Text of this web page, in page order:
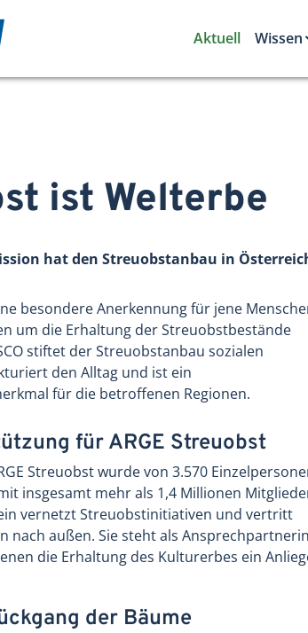
Aktuell
Wissen
ist Welterbe
hat den Streuobstanbau in
besondere Anerkennung für jene
um die Erhaltung der Streuobstbestände
stiftet der Streuobstanbau sozialen
den Alltag und ist ein
für die betroffenen Regionen.
für ARGE Streuobst
Streuobst wurde von 3.570
insgesamt mehr als 1,4 Millionen
vernetzt Streuobstinitiativen und vertritt
nach außen. Sie steht als
die Erhaltung des Kulturerbes ein
der Bäume